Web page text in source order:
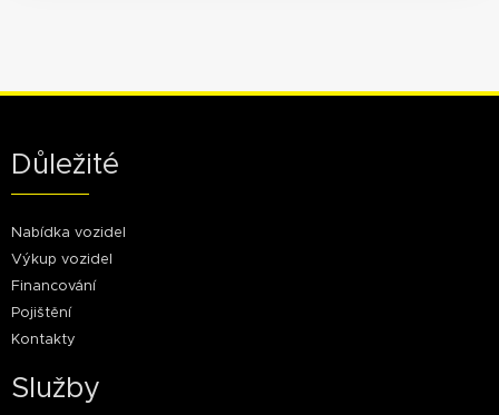
Důležité
Nabídka vozidel
Výkup vozidel
Financování
Pojištění
Kontakty
Služby